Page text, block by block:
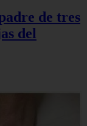
de tres
del